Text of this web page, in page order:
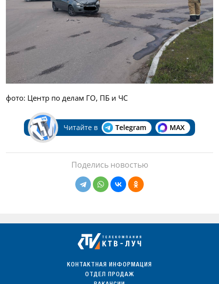
фото: Центр по делам ГО, ПБ и ЧС
Читайте в Telegram MAX
Поделись новостью
КОНТАКТНАЯ ИНФОРМАЦИЯ
ОТДЕЛ ПРОДАЖ